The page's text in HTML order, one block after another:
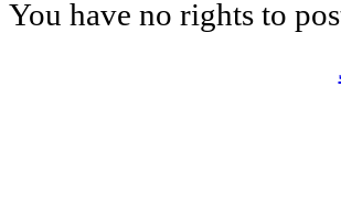
You have no rights to